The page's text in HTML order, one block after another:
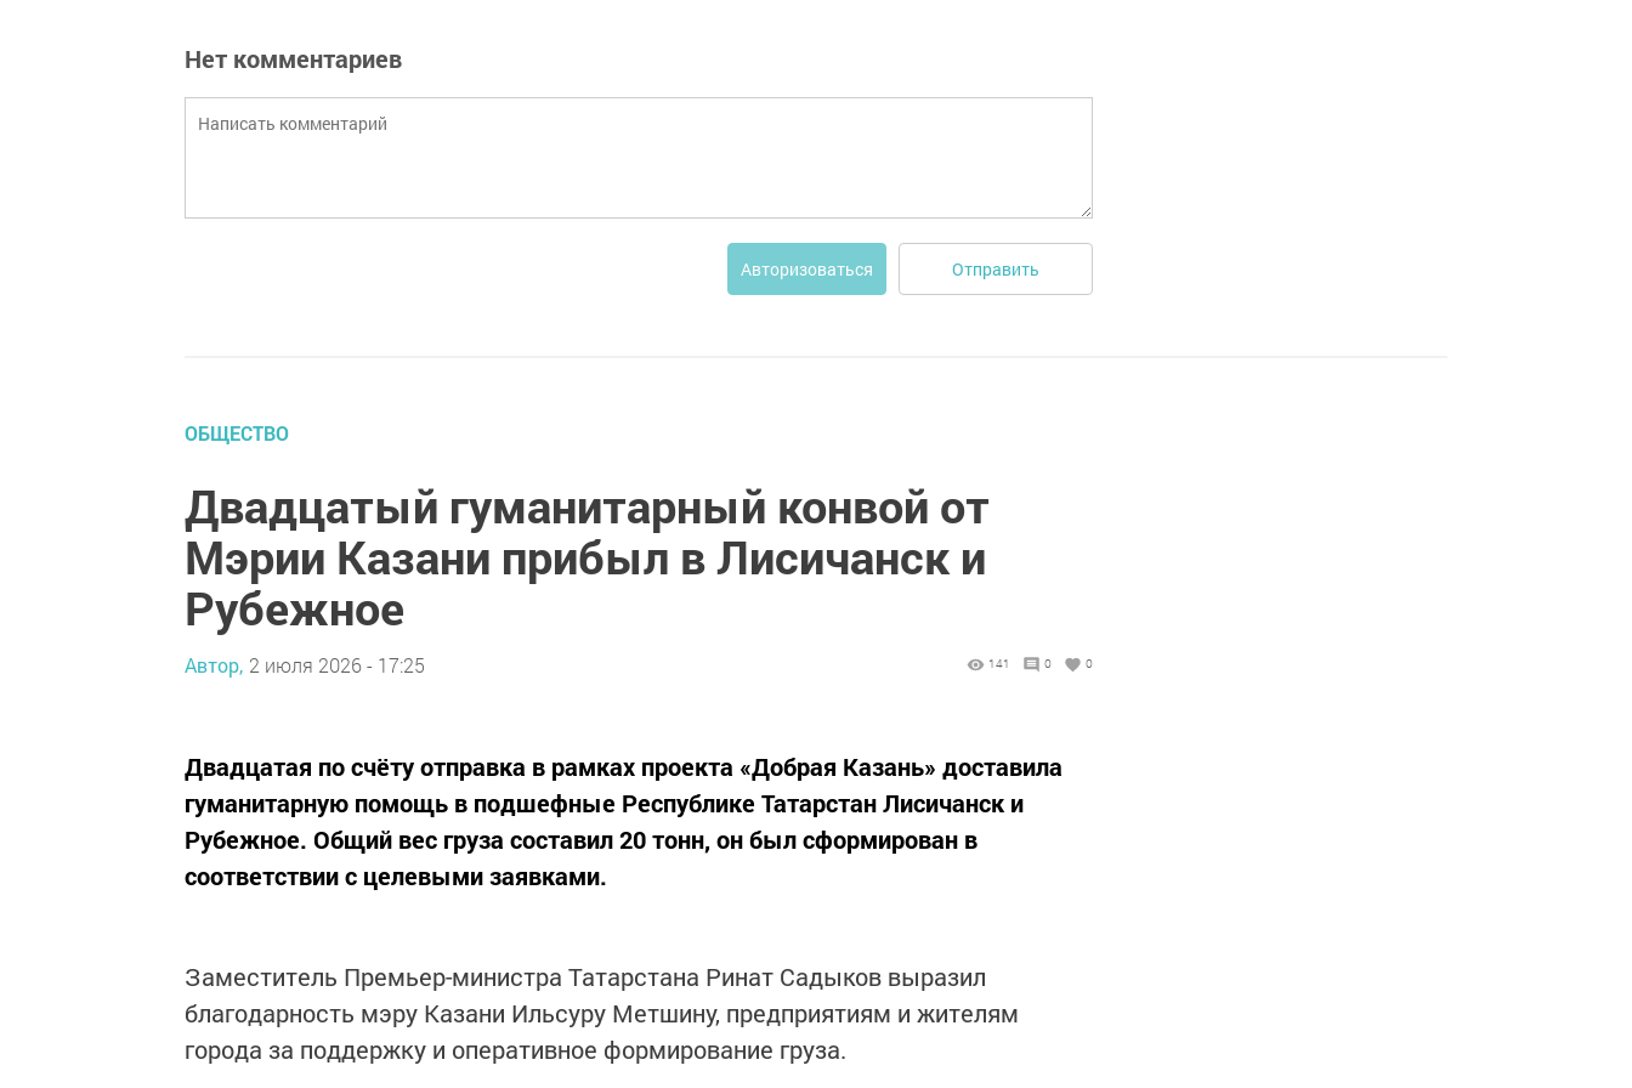
Нет комментариев
Авторизоваться Отправить
ОБЩЕСТВО
Двадцатый гуманитарный конвой от
Мэрии Казани прибыл в Лисичанск и
Рубежное
Автор, 2 июля 2026 - 17:25 141 0 0
Двадцатая по счёту отправка в рамках проекта «Добрая Казань» доставила
гуманитарную помощь в подшефные Республике Татарстан Лисичанск и
Рубежное. Общий вес груза составил 20 тонн, он был сформирован в
соответствии с целевыми заявками.
Заместитель Премьер-министра Татарстана Ринат Садыков выразил
благодарность мэру Казани Ильсуру Метшину, предприятиям и жителям
города за поддержку и оперативное формирование груза.